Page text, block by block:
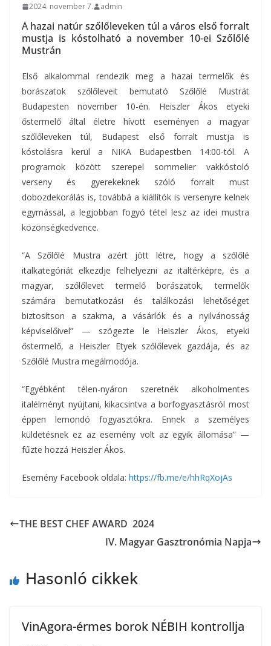
2024. november 7. admin
A hazai natúr szőlőleveken túl a város első forralt
mustja is kóstolható a november 10-ei Szőlőlé
Mustrán
Első alkalommal rendezik meg a hazai termelők és
borászatok szőlőleveit bemutató Szőlőlé Mustrát
Budapesten november 10-én. Heiszler Ákos etyeki
őstermelő által életre hívott eseményen a magyar
szőlőleveken túl, Budapest első forralt mustja is
kóstolásra kerül a NIKA Budapestben 14:00-tól. A
programok között szerepel sommelier vakkóstoló
verseny és gyerekeknek szóló forralt must
dobozdekorálás is, továbbá a kiállítók is versenyre kelnek
egymással, a legjobban fogyó tétel lesz az idei mustra
közönségkedvence.
“A Szőlőlé Mustra azért jött létre, hogy a szőlőlé
italkategóriát elkezdje felhelyezni az italtérképre, és a
magyar, szőlőlevet termelő borászatok, termelők
számára bemutatkozási és találkozási lehetőséget
biztosítson a szakma, a vásárlók és a nyilvánosság
képviselőivel” — szögezte le Heiszler Ákos, etyeki
őstermelő, a Heiszler Etyek szőlőlevek gazdája, és az
Szőlőlé Mustra megálmodója.
“Egyébként télen-nyáron szeretnék alkoholmentes
italélményt nyújtani, kikacsintva a borfogyasztásról most
éppen lemondó fogyasztókra. Ennek a személyes
küldetésnek ez az esemény volt az egyik állomása” —
fűzte hozzá Heiszler Ákos.
Esemény Facebook oldala: https://fb.me/e/hhRqXojAs
THE BEST CHEF AWARD 2024
IV. Magyar Gasztronómia Napja
Hasonló cikkek
VinAgora-érmes borok NÉBIH kontrollja